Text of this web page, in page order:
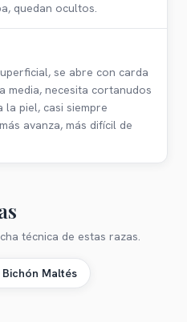
quedan ocultos.
se abre con carda
media, necesita cortanudos
la piel, casi siempre
avanza, más difícil de
técnica de estas razas.
Bichón Maltés